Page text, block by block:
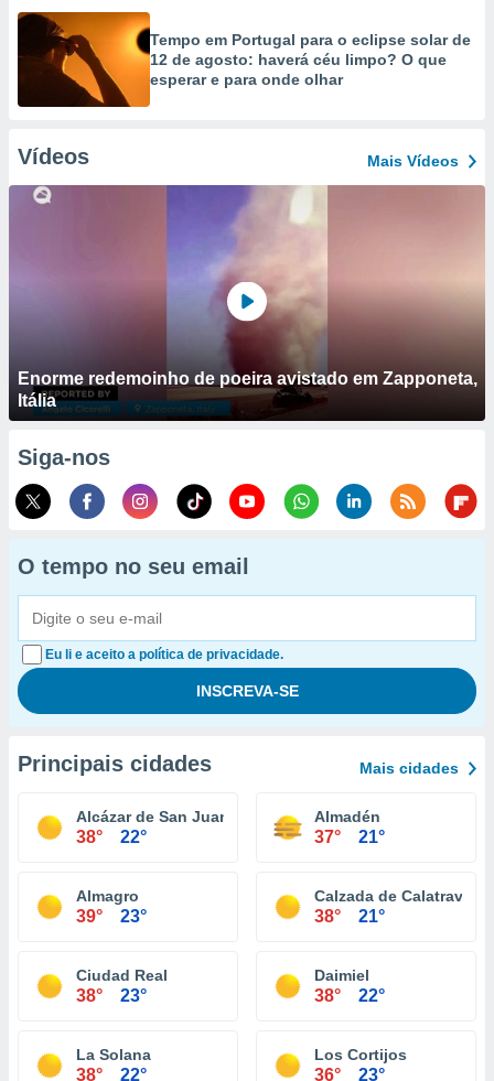
Tempo em Portugal para o eclipse solar de
12 de agosto: haverá céu limpo? O que
esperar e para onde olhar
Vídeos Mais Vídeos
Enorme redemoinho de poeira avistado em Zapponeta,
Itália
Siga-nos
O tempo no seu email
Eu li e aceito a política de privacidade.
Principais cidades Mais cidades
Alcázar de San Juan
38° 22°
Almadén
37° 21°
Almagro
39° 23°
Calzada de Calatrava
38° 21°
Ciudad Real
38° 23°
Daimiel
38° 22°
La Solana
38° 22°
Los Cortijos
36° 23°